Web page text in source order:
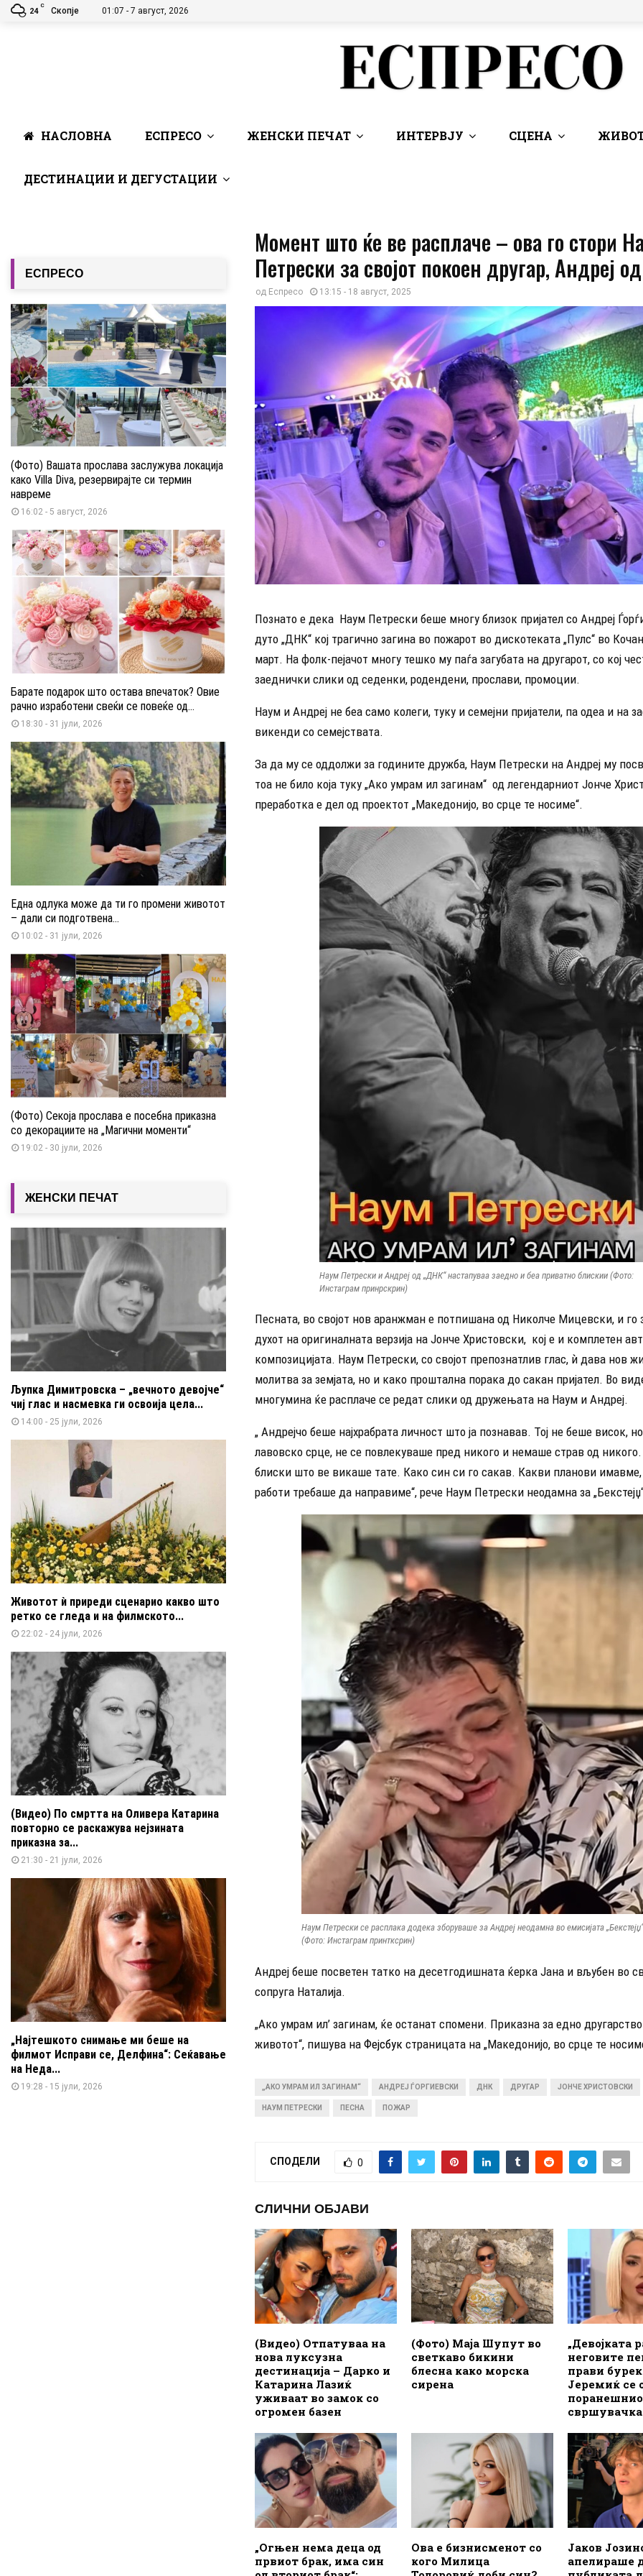
24
C
Скопје 01:07 - 7 август, 2026
НАСЛОВНА ЕСПРЕСО ЖЕНСКИ ПЕЧАТ ИНТЕРВЈУ СЦЕНА
ДЕСТИНАЦИИ И ДЕГУСТАЦИИ
Момент што ќе ве расплаче – ова го стори
Петрески за својот покоен другар, Андреј
од Еспресо 13:15 - 18 август, 2025
Познато е дека Наум Петрески беше многу близок пријател со Андреј
дуто „ДНК“ кој трагично загина во пожарот во дискотеката „Пулс“ во
март. На фолк-пејачот многу тешко му паѓа загубата на другарот, со кој
заеднички слики од седенки, родендени, прослави, промоции.
Наум и Андреј не беа само колеги, туку и семејни пријатели, па одеа и на
викенди со семејствата.
За да му се оддолжи за годините дружба, Наум Петрески на Андреј му
тоа не било која туку „Ако умрам ил загинам“ од легендарниот Јонче
преработка е дел од проектот „Македонијо, во срце те носиме“.
Наум Петрески и Андреј од „ДНК“ настапуваа заедно и беа приватно блискии (Фото:
Инстаграм принрскрин)
Песната, во својот нов аранжман е потпишана од Николче Мицевски, и го
духот на оригиналната верзија на Јонче Христовски, кој е и комплетен
композицијата. Наум Петрески, со својот препознатлив глас, ѝ дава нов
молитва за земјата, но и како проштална порака до сакан пријател. Во
многумина ќе расплаче се редат слики од дружењата на Наум и Андреј.
„ Андрејчо беше најхрабрата личност што ја познавав. Тој не беше висок,
лавовско срце, не се повлекуваше пред никого и немаше страв од
блиски што ве викаше тате. Како син си го сакав. Какви планови имавме,
работи требаше да направиме“, рече Наум Петрески неодамна за
Наум Петрески се расплака додека зборуваше за Андреј неодамна во емисијата „Бекстејџ“
(Фото: Инстаграм принтксрин)
Андреј беше посветен татко на десетгодишната ќерка Јана и вљубен во
сопруга Наталија.
„Ако умрам ил’ загинам, ќе останат спомени. Приказна за едно
животот“, пишува на Фејсбук страницата на „Македонијо, во срце те
„АКО УМРАМ ИЛ ЗАГИНАМ“ АНДРЕЈ ЃОРГИЕВСКИ ДНК ДРУГАР ЈОНЧЕ ХРИСТОВСКИ
НАУМ ПЕТРЕСКИ ПЕСНА ПОЖАР
СПОДЕЛИ 0
СЛИЧНИ ОБЈАВИ
(Видео) Отпатуваа на
нова луксузна
дестинација – Дарко и
Катарина Лазиќ
уживаат во замок со
огромен базен
(Фото) Маја Шупут во
светкаво бикини
блесна како морска
сирена
„Девојката
неговите
прави
Јеремиќ се
„Огњен нема деца од
првиот брак, има син
Ова е бизнисменот со
кого Милица
Јаков
апелираше
ЕСПРЕСО
(Фото) Вашата прослава заслужува локација
како Villa Diva, резервирајте си термин
навреме
16:02 - 5 август, 2026
Барате подарок што остава впечаток? Овие
рачно изработени свеќи се повеќе од...
18:30 - 31 јули, 2026
Една одлука може да ти го промени животот
– дали си подготвена...
10:02 - 31 јули, 2026
(Фото) Секоја прослава е посебна приказна
со декорациите на „Магични моменти“
19:02 - 30 јули, 2026
ЖЕНСКИ ПЕЧАТ
Љупка Димитровска – „вечното девојче“
чиј глас и насмевка ги освоија цела...
14:00 - 25 јули, 2026
Животот ѝ приреди сценарио какво што
ретко се гледа и на филмското...
22:02 - 24 јули, 2026
(Видео) По смртта на Оливера Катарина
повторно се раскажува нејзината
приказна за...
21:30 - 21 јули, 2026
„Најтешкото снимање ми беше на
филмот Исправи се, Делфина“: Сеќавање
на Неда...
19:28 - 15 јули, 2026